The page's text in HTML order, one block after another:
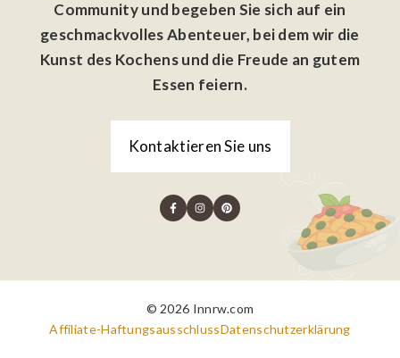
Community und begeben Sie sich auf ein
geschmackvolles Abenteuer, bei dem wir die
Kunst des Kochens und die Freude an gutem
Essen feiern.
Kontaktieren Sie uns
© 2026 Innrw.com
Affiliate-HaftungsausschlussDatenschutzerklärung